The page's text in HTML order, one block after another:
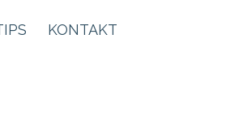
KONTAKT